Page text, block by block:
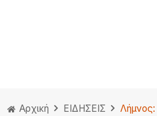
Αρχική ΕΙΔΗΣΕΙΣ